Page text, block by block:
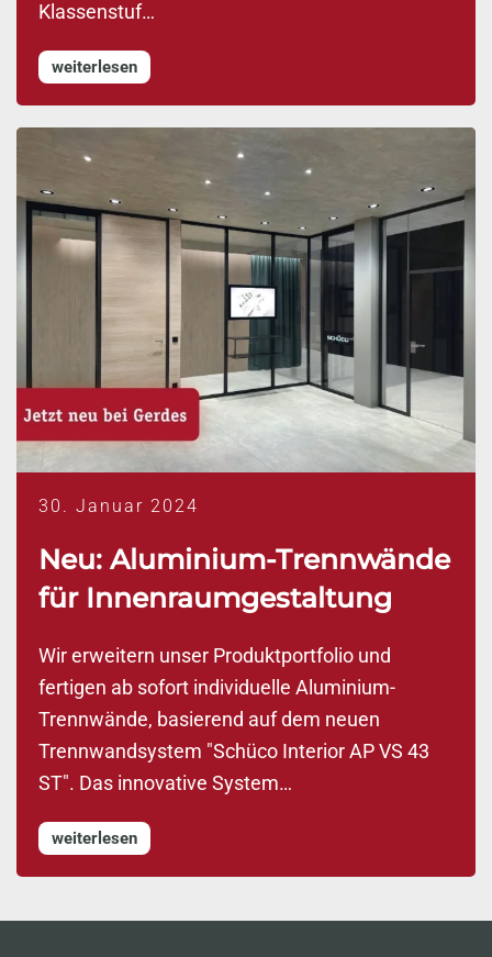
Klassenstuf…
weiterlesen
30. Januar 2024
Neu: Aluminium-Trennwände
für Innenraumgestaltung
Wir erweitern unser Produktportfolio und
fertigen ab sofort individuelle Aluminium-
Trennwände, basierend auf dem neuen
Trennwandsystem "Schüco Interior AP VS 43
ST". Das innovative System…
weiterlesen